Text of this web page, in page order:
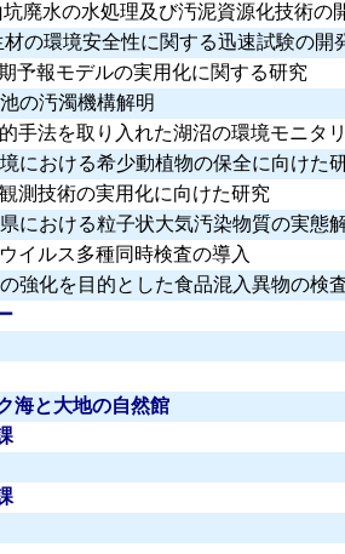
廃水の水処理及び汚泥資源化技術の
材の環境安全性に関する迅速試験の
予報モデルの実用化に関する研究
の汚濁機構解明
的手法を取り入れた湖沼の環境モニタ
境における希少動植物の保全に向けた
測技術の実用化に向けた研究
県における粒子状大気汚染物質の実
イルス多種同時検査の導入
強化を目的とした食品混入異物の検
海と大地の自然館